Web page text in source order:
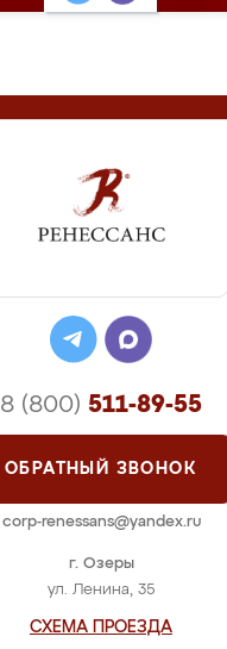
г. Озеры
ул. Ленина, 35
СХЕМА ПРОЕЗДА
8 (800) 511-89-55
ОБРАТНЫЙ ЗВОНОК
corp-renessans@yandex.ru